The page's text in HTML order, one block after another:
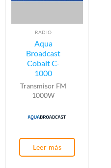
RADIO
Aqua
Broadcast
Cobalt C-
1000
Transmisor FM
1000W
Leer más